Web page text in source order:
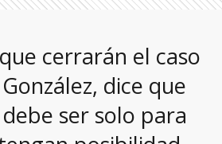
cerrarán el caso
dice que
ser solo para